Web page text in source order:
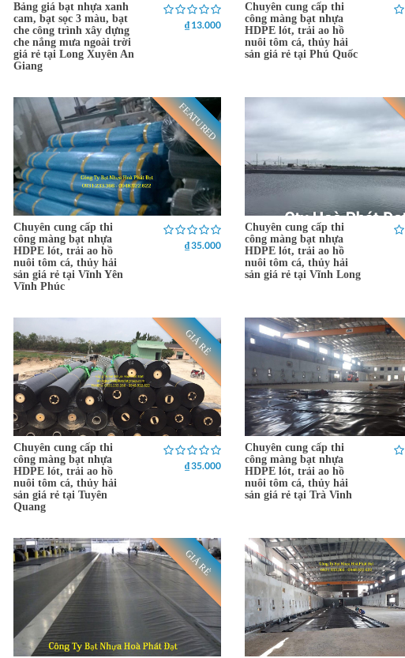
Bảng giá bạt nhựa xanh
cam, bạt sọc 3 màu, bạt
che công trình xây dựng
che nắng mưa ngoài trời
giá rẻ tại Long Xuyên An
Giang
₫ 13.000
Chuyên cung cấp thi
công màng bạt nhựa
HDPE lót, trải ao hồ
nuôi tôm cá, thủy hải
sản giá rẻ tại Phú Quốc
FEATURED
Chuyên cung cấp thi
công màng bạt nhựa
HDPE lót, trải ao hồ
nuôi tôm cá, thủy hải
sản giá rẻ tại Vĩnh Yên
Vĩnh Phúc
₫ 35.000
Chuyên cung cấp thi
công màng bạt nhựa
HDPE lót, trải ao hồ
nuôi tôm cá, thủy hải
sản giá rẻ tại Vĩnh Long
GIÁ RẺ
Chuyên cung cấp thi
công màng bạt nhựa
HDPE lót, trải ao hồ
nuôi tôm cá, thủy hải
sản giá rẻ tại Tuyên
Quang
₫ 35.000
Chuyên cung cấp thi
công màng bạt nhựa
HDPE lót, trải ao hồ
nuôi tôm cá, thủy hải
sản giá rẻ tại Trà Vinh
GIÁ RẺ